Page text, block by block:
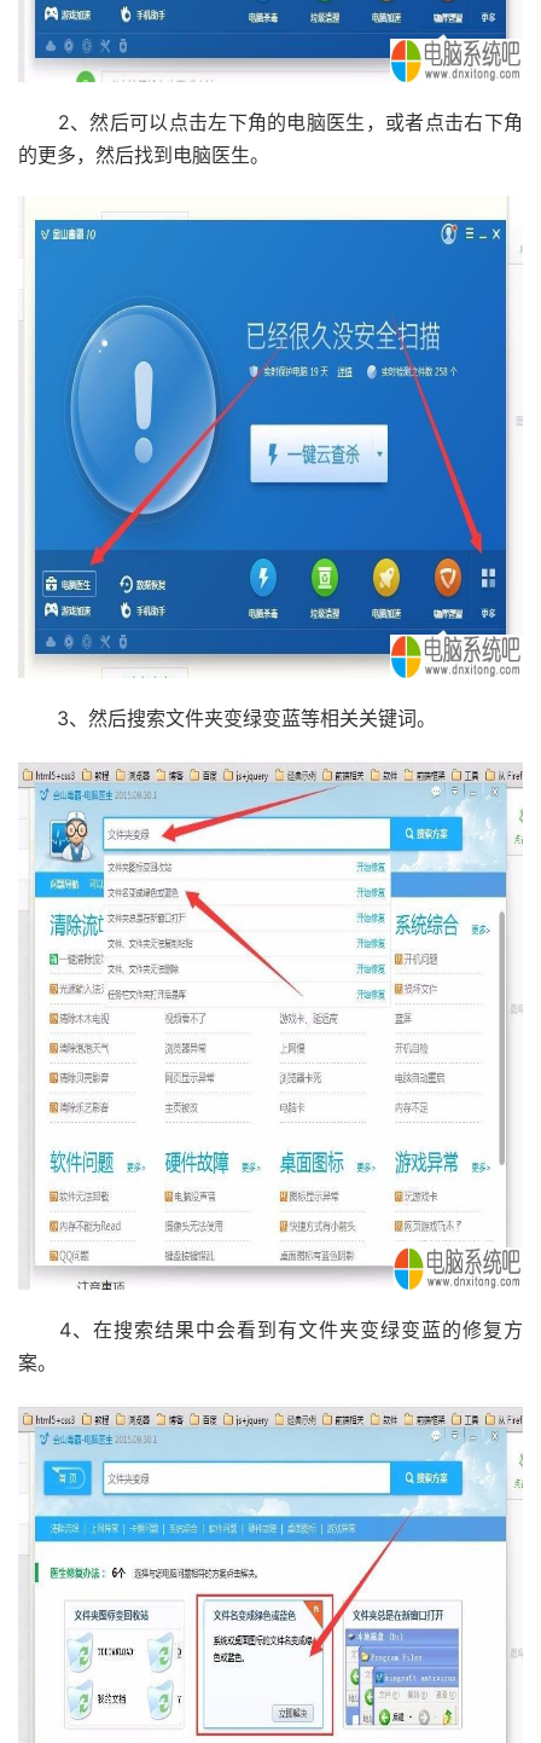
2、然后可以点击左下角的电脑医生，或者点击右下角
的更多，然后找到电脑医生。
3、然后搜索文件夹变绿变蓝等相关关键词。
4、在搜索结果中会看到有文件夹变绿变蓝的修复方
案。